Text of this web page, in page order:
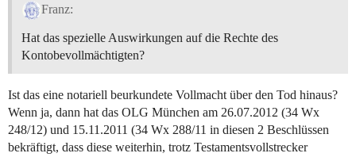
Franz:
Hat das spezielle Auswirkungen auf die Rechte des
Kontobevollmächtigten?
Ist das eine notariell beurkundete Vollmacht über den Tod hinaus?
Wenn ja, dann hat das OLG München am 26.07.2012 (34 Wx
248/12) und 15.11.2011 (34 Wx 288/11 in diesen 2 Beschlüssen
bekräftigt, dass diese weiterhin, trotz Testamentsvollstrecker